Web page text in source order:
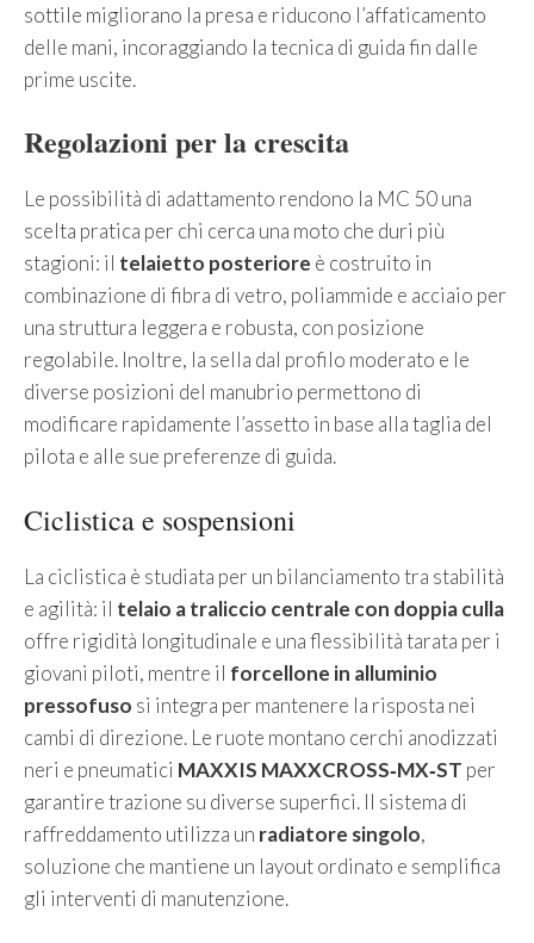
sottile migliorano la presa e riducono l’affaticamento
delle mani, incoraggiando la tecnica di guida fin dalle
prime uscite.
Regolazioni per la crescita
Le possibilità di adattamento rendono la MC 50 una
scelta pratica per chi cerca una moto che duri più
stagioni: il telaietto posteriore è costruito in
combinazione di fibra di vetro, poliammide e acciaio per
una struttura leggera e robusta, con posizione
regolabile. Inoltre, la sella dal profilo moderato e le
diverse posizioni del manubrio permettono di
modificare rapidamente l’assetto in base alla taglia del
pilota e alle sue preferenze di guida.
Ciclistica e sospensioni
La ciclistica è studiata per un bilanciamento tra stabilità
e agilità: il telaio a traliccio centrale con doppia culla
offre rigidità longitudinale e una flessibilità tarata per i
giovani piloti, mentre il forcellone in alluminio
pressofuso si integra per mantenere la risposta nei
cambi di direzione. Le ruote montano cerchi anodizzati
neri e pneumatici MAXXIS MAXXCROSS‑MX‑ST per
garantire trazione su diverse superfici. Il sistema di
raffreddamento utilizza un radiatore singolo,
soluzione che mantiene un layout ordinato e semplifica
gli interventi di manutenzione.